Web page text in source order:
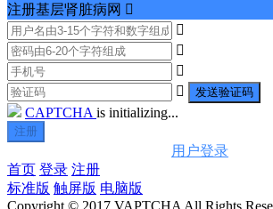
注册基层肾脏病网 




发送验证码
CAPTCHA is initializing...
注册
用户登录
首页 登录 注册
标准版 触屏版 电脑版
Copyright © 2017 VAPTCHA All Rights